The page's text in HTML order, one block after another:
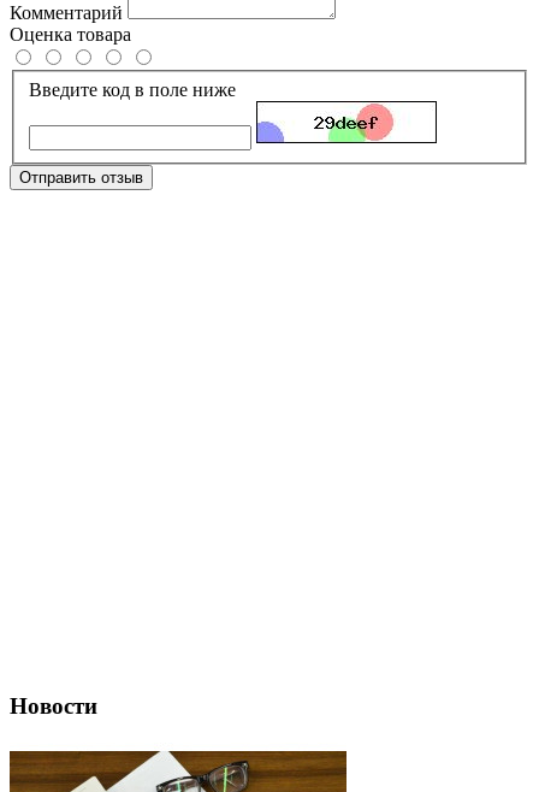
Комментарий
Оценка товара
Введите код в поле ниже
Отправить отзыв
Новости